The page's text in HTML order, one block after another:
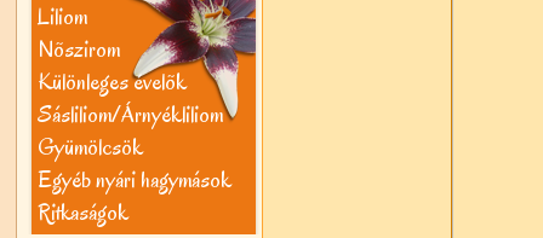
Liliom
Nõszirom
Különleges évelõk
Sásliliom/Árnyékliliom
Gyümölcsök
Egyéb nyári hagymások
Ritkaságok